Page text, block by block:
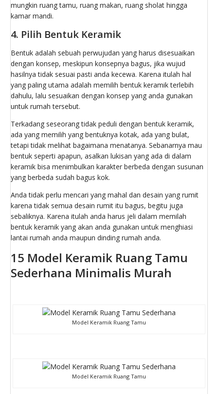
mungkin ruang tamu, ruang makan, ruang sholat hingga
kamar mandi.
4. Pilih Bentuk Keramik
Bentuk adalah sebuah perwujudan yang harus disesuaikan
dengan konsep, meskipun konsepnya bagus, jika wujud
hasilnya tidak sesuai pasti anda kecewa. Karena itulah hal
yang paling utama adalah memilih bentuk keramik terlebih
dahulu, lalu sesuaikan dengan konsep yang anda gunakan
untuk rumah tersebut.
Terkadang seseorang tidak peduli dengan bentuk keramik,
ada yang memilih yang bentuknya kotak, ada yang bulat,
tetapi tidak melihat bagaimana menatanya. Sebanarnya mau
bentuk seperti apapun, asalkan lukisan yang ada di dalam
keramik bisa menimbulkan karakter berbeda dengan susunan
yang berbeda sudah bagus kok.
Anda tidak perlu mencari yang mahal dan desain yang rumit
karena tidak semua desain rumit itu bagus, begitu juga
sebaliknya. Karena itulah anda harus jeli dalam memilah
bentuk keramik yang akan anda gunakan untuk menghiasi
lantai rumah anda maupun dinding rumah anda.
15 Model Keramik Ruang Tamu
Sederhana Minimalis Murah
Model Keramik Ruang Tamu
Model Keramik Ruang Tamu